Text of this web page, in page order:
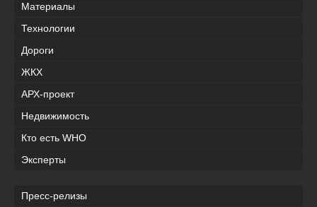
Материалы
Технологии
Дороги
ЖКХ
АРХ-проект
Недвижимость
Кто есть WHO
Эксперты
Пресс-релизы